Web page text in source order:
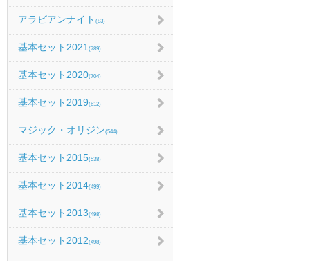
アラビアンナイト (83)
基本セット2021 (789)
基本セット2020(704)
基本セット2019(612)
マジック・オリジン(544)
基本セット2015(538)
基本セット2014(499)
基本セット2013(498)
基本セット2012(498)